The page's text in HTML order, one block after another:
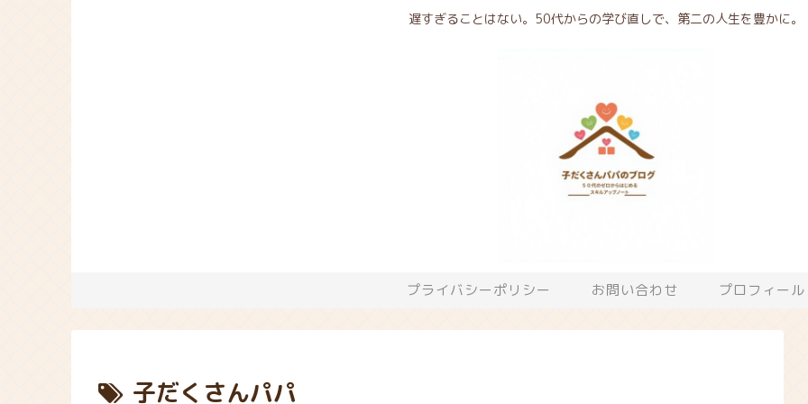
遅すぎることはない。50代からの学び直しで、第二の人生を豊かに。
プライバシーポリシー お問い合わせ プロフィール
子だくさんパパ